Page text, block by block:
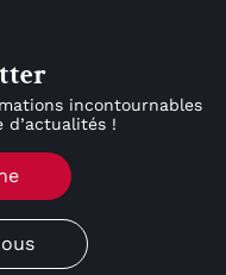
incontournables
d’actualités !